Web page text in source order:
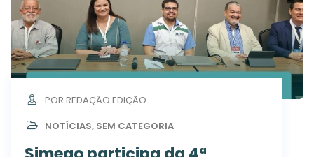
POR REDAÇÃO EDIÇÃO
NOTÍCIAS, SEM CATEGORIA